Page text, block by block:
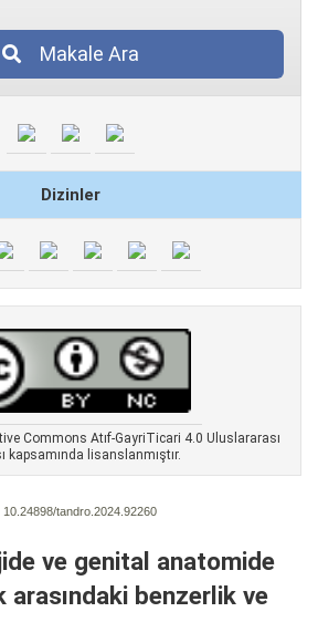
Makale Ara
Dizinler
Commons Atıf-GayriTicari 4.0 Uluslararası
kapsamında lisanslanmıştır.
10.24898/tandro.2024.92260
ve genital anatomide
arasındaki benzerlik ve